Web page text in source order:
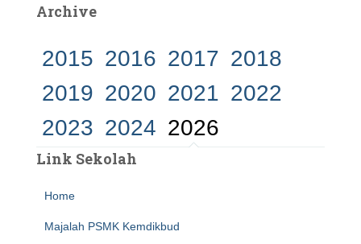
Archive
2015 2016 2017 2018
2019 2020 2021 2022
2023 2024 2026
Link Sekolah
Home
Majalah PSMK Kemdikbud